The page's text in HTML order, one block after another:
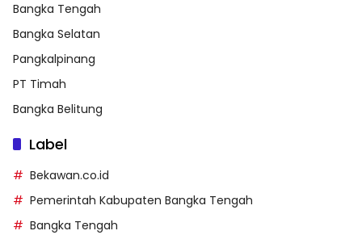
Bangka Tengah
Bangka Selatan
Pangkalpinang
PT Timah
Bangka Belitung
Label
Bekawan.co.id
Pemerintah Kabupaten Bangka Tengah
Bangka Tengah